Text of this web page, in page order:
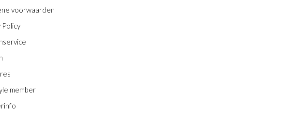
voorwaarden
Policy
member